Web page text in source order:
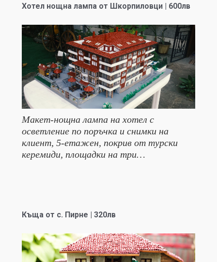
Хотел нощна лампа от Шкорпиловци | 600лв
Макет-нощна лампа на хотел с
осветление по поръчка и снимки на
клиент, 5-етажен, покрив от турски
керемиди, площадки на три…
Къща от с. Пирне | 320лв